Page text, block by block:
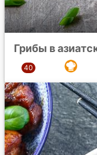
Грибы в